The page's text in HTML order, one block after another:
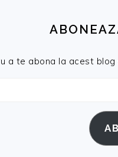
a te abona la acest